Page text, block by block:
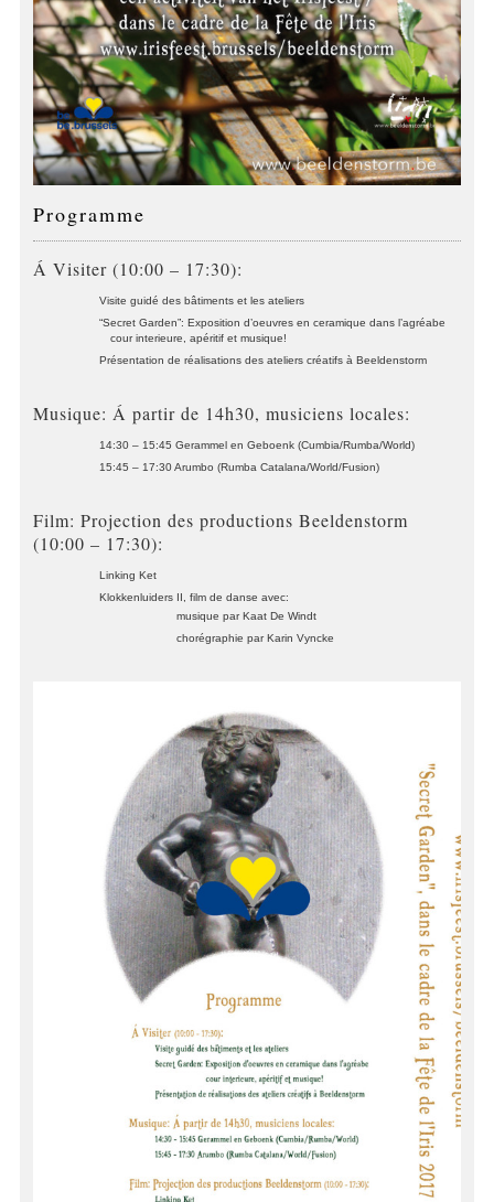
Programme
Á Visiter (10:00 – 17:30):
Visite guidé des bâtiments et les ateliers
“Secret Garden”: Exposition d’oeuvres en ceramique dans l’agréabe
cour interieure, apéritif et musique!
Présentation de réalisations des ateliers créatifs à Beeldenstorm
Musique: Á partir de 14h30, musiciens locales:
14:30 – 15:45 Gerammel en Geboenk (Cumbia/Rumba/World)
15:45 – 17:30 Arumbo (Rumba Catalana/World/Fusion)
Film: Projection des productions Beeldenstorm
(10:00 – 17:30):
Linking Ket
Klokkenluiders II, film de danse avec:
musique par Kaat De Windt
chorégraphie par Karin Vyncke